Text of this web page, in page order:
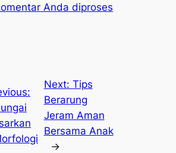
Anda diproses
Next: Tips
Berarung
Jeram Aman
Bersama Anak
→